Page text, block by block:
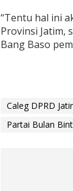
“Tentu hal ini
Provinsi Jatim,
Bang Baso
Caleg DPRD
Partai Bulan